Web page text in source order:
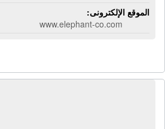
الموقع الإلكترونى:
www.elephant-co.com